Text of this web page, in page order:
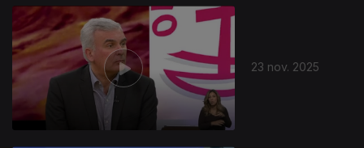
23 nov. 2025
889733